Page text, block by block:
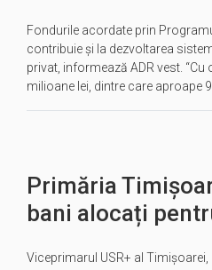
Fondurile acordate prin
contribuie și la dezvoltarea
privat, informează ADR vest. “Cu
milioane lei, dintre care aproape
Primăria
bani alocați
Viceprimarul USR+ al